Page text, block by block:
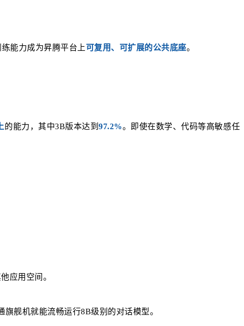
能力成为昇腾平台上可复用、可扩展的公共底座。
的能力，其中3B版本达到97.2%。即使在数学、代码等高敏感任
应用空间。
舰机就能流畅运行8B级别的对话模型。